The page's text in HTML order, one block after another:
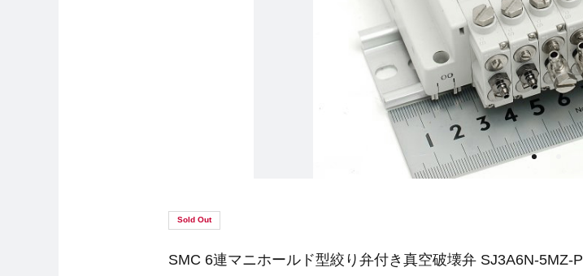
Sold Out
SMC 6連マニホールド型絞り弁付き真空破壊弁 SJ3A6N-5MZ-P